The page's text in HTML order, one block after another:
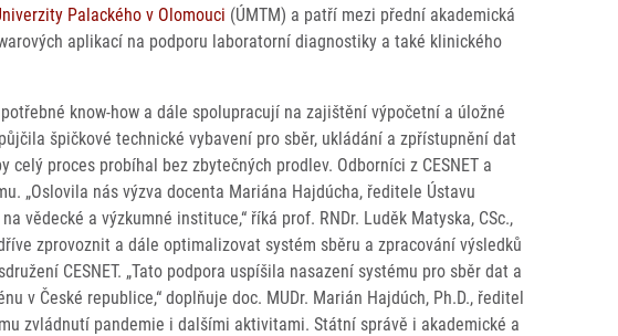
Palackého v Olomouci (ÚMTM) a patří mezi přední akademická
aplikací na podporu laboratorní diagnostiky a také klinického
know-how a dále spolupracují na zajištění výpočetní a úložné
špičkové technické vybavení pro sběr, ukládání a zpřístupnění dat
proces probíhal bez zbytečných prodlev. Odborníci z CESNET a
„Oslovila nás výzva docenta Mariána Hajdúcha, ředitele Ústavu
a výzkumné instituce,“ říká prof. RNDr. Luděk Matyska, CSc.,
zprovoznit a dále optimalizovat systém sběru a zpracování výsledků
CESNET. „Tato podpora uspíšila nasazení systému pro sběr dat a
v České republice,“ doplňuje doc. MUDr. Marián Hajdúch, Ph.D., ředitel
zvládnutí pandemie i dalšími aktivitami. Státní správě i akademické a